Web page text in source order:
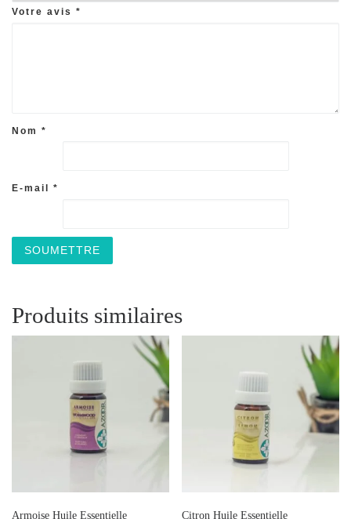
Votre avis *
Nom *
E-mail *
Produits similaires
Armoise Huile Essentielle Citron Huile Essentielle